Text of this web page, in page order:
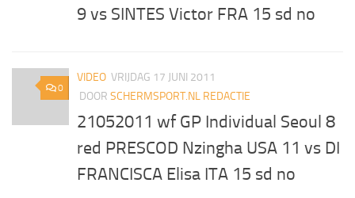
9 vs SINTES Victor FRA 15 sd no
0
VIDEO VRIJDAG 17 JUNI 2011
DOOR SCHERMSPORT.NL REDACTIE
21052011 wf GP Individual Seoul 8
red PRESCOD Nzingha USA 11 vs DI
FRANCISCA Elisa ITA 15 sd no